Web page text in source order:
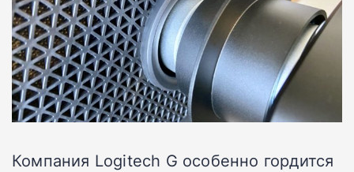
Компания Logitech G особенно гордится